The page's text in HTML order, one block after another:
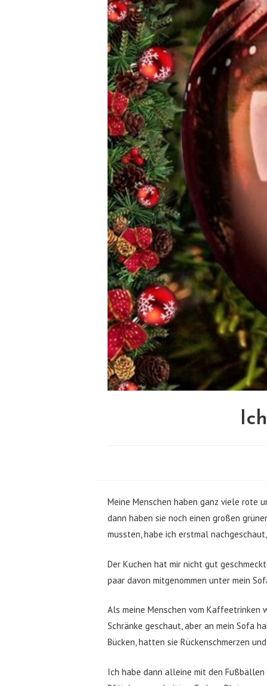
Meine Menschen haben ganz viele rote
dann haben sie noch einen großen
mussten, habe ich erstmal
Der Kuchen hat mir nicht gut
paar davon mitgenommen unter mein
Als meine Menschen vom Kaffeetrinken
Schränke geschaut, aber an mein Sofa
Bücken, hatten sie Rückenschmerzen
Ich habe dann alleine mit den